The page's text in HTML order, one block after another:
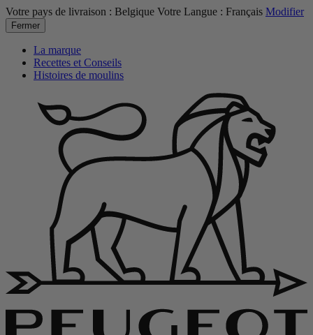
Votre pays de livraison : Belgique Votre Langue : Français Modifier
Fermer
La marque
Recettes et Conseils
Histoires de moulins